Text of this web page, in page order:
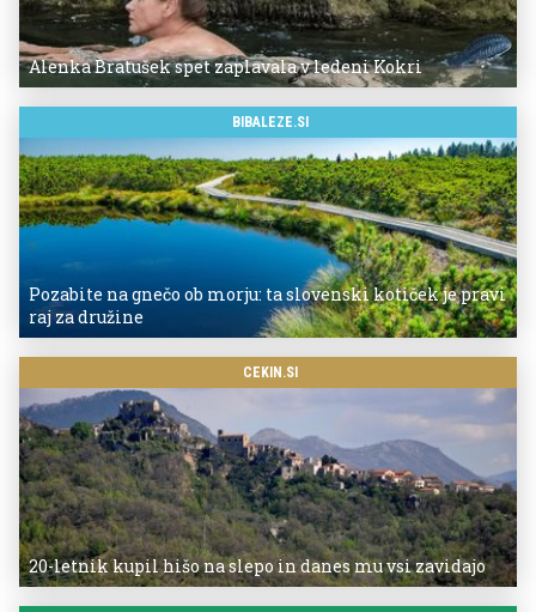
Alenka Bratušek spet zaplavala v ledeni Kokri
BIBALEZE.SI
Pozabite na gnečo ob morju: ta slovenski kotiček je pravi
raj za družine
CEKIN.SI
20-letnik kupil hišo na slepo in danes mu vsi zavidajo